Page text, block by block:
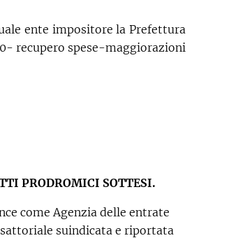
ente impositore la Prefettura
recupero spese-maggiorazioni
PRODROMICI SOTTESI.
come Agenzia delle entrate
suindicata e riportata